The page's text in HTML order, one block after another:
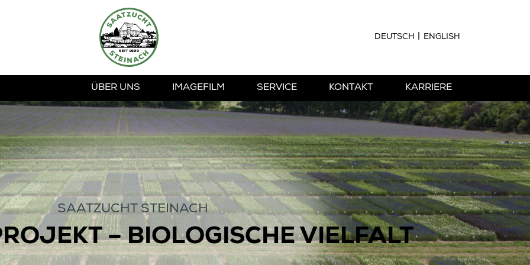
DEUTSCH ENGLISH
ÜBER UNS IMAGEFILM SERVICE KONTAKT KARRIERE
SAATZUCHT STEINACH
– BIOLOGISCHE VIELFALT